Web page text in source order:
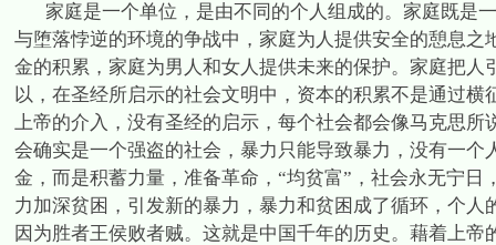
家庭是一个单位，是由不同的个人组成的。家庭既是
与堕落悖逆的环境的争战中，家庭为人提供安全的憩息
金的积累，家庭为男人和女人提供未来的保护。家庭把
以，在圣经所启示的社会文明中，资本的积累不是通过
上帝的介入，没有圣经的启示，每个社会都会像马克思
会确实是一个强盗的社会，暴力只能导致暴力，没有一
金，而是积蓄力量，准备革命，“均贫富”，社会永无宁
力加深贫困，引发新的暴力，暴力和贫困成了循环，个
因为胜者王侯败者贼。这就是中国千年的历史。藉着上